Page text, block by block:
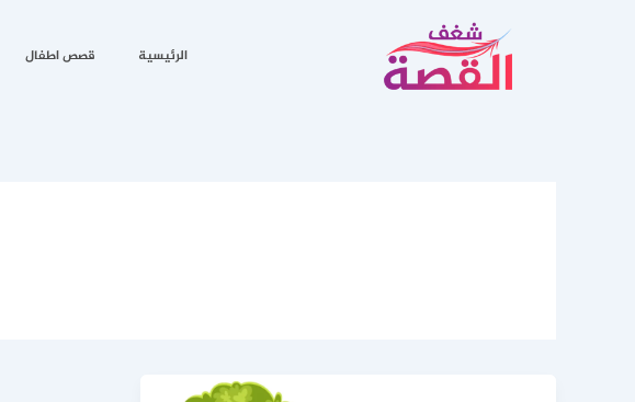
الرئيسية قصص اطفال